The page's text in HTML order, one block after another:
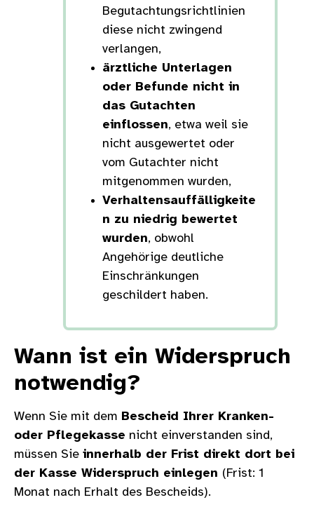
Begutachtungsrichtlinien
diese nicht zwingend
verlangen,
ärztliche Unterlagen
oder Befunde nicht in
das Gutachten
einflossen, etwa weil sie
nicht ausgewertet oder
vom Gutachter nicht
mitgenommen wurden,
Verhaltensauffälligkeite
n zu niedrig bewertet
wurden, obwohl
Angehörige deutliche
Einschränkungen
geschildert haben.
Wann ist ein Widerspruch
notwendig?
Wenn Sie mit dem Bescheid Ihrer Kranken-
oder Pflegekasse nicht einverstanden sind,
müssen Sie innerhalb der Frist direkt dort bei
der Kasse Widerspruch einlegen (Frist: 1
Monat nach Erhalt des Bescheids).